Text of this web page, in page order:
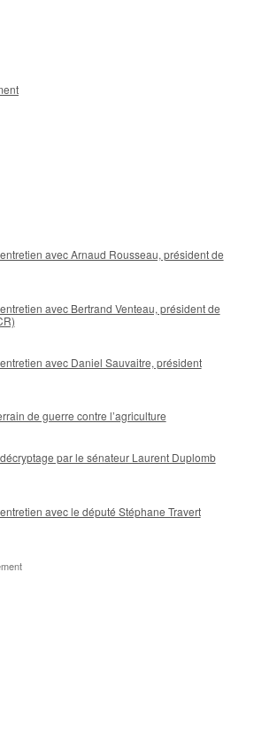
avec Arnaud Rousseau, président de
avec Bertrand Venteau, président de
avec Daniel Sauvaitre, président
de guerre contre l’agriculture
par le sénateur Laurent Duplomb
avec le député Stéphane Travert